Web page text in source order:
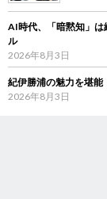
AI時代、「暗黙知」
ル
2026年8月3日
紀伊勝浦の魅力を堪
2026年8月3日